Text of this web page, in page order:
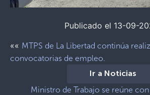
Publicado el 13-09-
«« MTPS de La Libertad continúa
convocatorias de empleo.
Ir a Noticias
Ministro de Trabajo se reúne